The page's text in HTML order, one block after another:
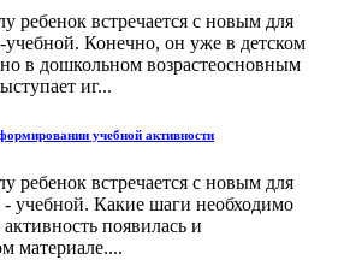
ребенок встречается с новым для
учебной. Конечно, он уже в детском
в дошкольном возрастеосновным
иг...
учебной активности
ребенок встречается с новым для
- учебной. Какие шаги необходимо
появилась и
материале....